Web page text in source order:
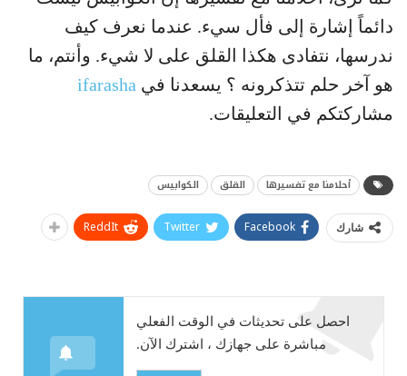
دائماً إشارة إلى فأل سيء. عندما نعرف كيف
ندرسها، نتفادى هكذا القلق على لا شيء. وأنتم، ما
هو آخر حلم تتذكرونه ؟ يسعدنا في ifarasha
مشاركتكم في التعليقات.
أحلامنا مع تفسيرها القلق الكوابيس
شارك Facebook
Twitter
ReddIt
احصل على تحديثات في الوقت الفعلي
مباشرة على جهازك ، اشترك الآن.